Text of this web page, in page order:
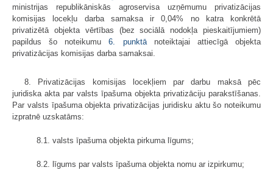
ministrijas republikāniskās agroservisa uzņēmumu privatizācijas
komisijas locekļu darba samaksa ir 0,04% no katra konkrētā
privatizētā objekta vērtības (bez sociālā nodokļa pieskaitījumiem)
papildus šo noteikumu6. punktānoteiktajai attiecīgā objekta
privatizācijas komisijas darba samaksai.
8. Privatizācijas komisijas locekļiem par darbu maksā pēc
juridiska akta par valsts īpašuma objekta privatizāciju parakstīšanas.
Par valsts īpašuma objekta privatizācijas juridisku aktu šo noteikumu
izpratnē uzskatāms:
8.1. valsts īpašuma objekta pirkuma līgums;
8.2. līgums par valsts īpašuma objekta nomu ar izpirkumu;